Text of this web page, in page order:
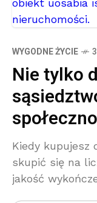
WYGODNE ŻYCIE
Nie tylko
Kiedy kupujesz
skupić się na
jakość